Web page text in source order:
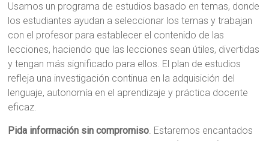
Usamos un programa de estudios basado en temas, donde
los estudiantes ayudan a seleccionar los temas y trabajan
con el profesor para establecer el contenido de las
lecciones, haciendo que las lecciones sean útiles, divertidas
y tengan más significado para ellos. El plan de estudios
refleja una investigación continua en la adquisición del
lenguaje, autonomía en el aprendizaje y práctica docente
eficaz.
Pida información sin compromiso. Estaremos encantados